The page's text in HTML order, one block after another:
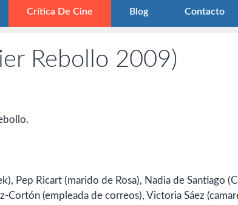
Crítica De Cine Blog Contacto
Rebollo 2009)
Pep Ricart (marido de Rosa), Nadia de Santiago
Cortón (empleada de correos), Victoria Sáez